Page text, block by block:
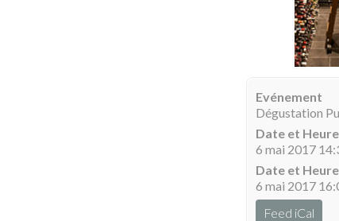
Evénement
Dégustation
Date et
6 mai 2017
Date et
6 mai 2017
Feed iCal